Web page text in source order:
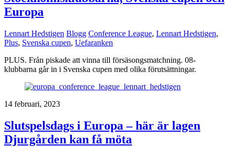
Europa
Lennart Hedstigen Blogg Conference League, Lennart Hedstigen,
Plus, Svenska cupen, Uefaranken
PLUS. Från piskade att vinna till försäsongsmatchning. 08-
klubbarna går in i Svenska cupen med olika förutsättningar.
14 februari, 2023
Slutspelsdags i Europa – här är lagen
Djurgården kan få möta